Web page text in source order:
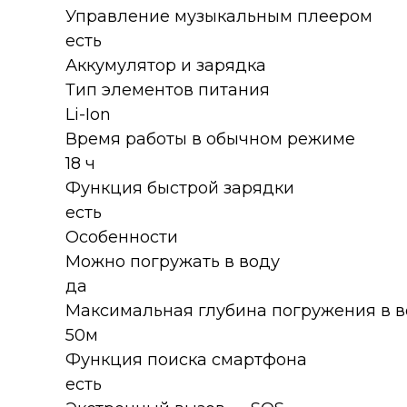
Управление музыкальным плеером
есть
Аккумулятор и зарядка
Тип элементов питания
Li-Ion
Время работы в обычном режиме
18 ч
Функция быстрой зарядки
есть
Особенности
Можно погружать в воду
да
Максимальная глубина погружения в
50м
Функция поиска смартфона
есть